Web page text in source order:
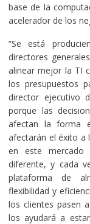
base de la
acelerador de los
“Se está
directores
alinear mejor la TI
los presupuestos
director ejecutivo
porque las
afectan la forma
afectarán el éxito a
en este mercado
diferente, y cada
plataforma de
flexibilidad y
los clientes pasen
los ayudará a